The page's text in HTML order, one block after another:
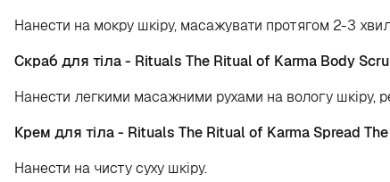
Нанести на мокру шкіру, масажувати протягом 2-3
Скраб для тіла - Rituals The Ritual of Karma Body
Нанести легкими масажними рухами на вологу шкіру,
Крем для тіла - Rituals The Ritual of Karma Spread
Нанести на чисту суху шкіру.